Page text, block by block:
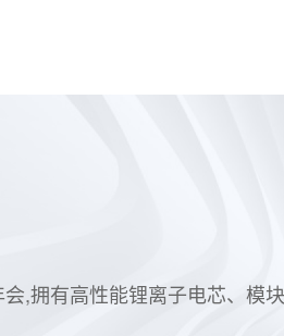
,拥有高性能锂离子电芯、模